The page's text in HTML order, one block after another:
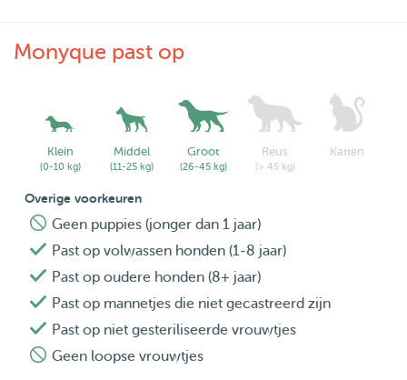
maar er geldt een extra dagtarief. Als u van deze service
bericht te sturen. We zullen de kwestie verder bekijken.**
****De prijzen voor dagopvang en overnachtingen
1 t/m 31 augustus.
Dagopvang: € 35
Overnachting: € 40
(Korting geldig voor eerste boekingen tijdens de
Monyque past op
Klein
(0-10 kg)
Middel
(11-25 kg)
Groot
(26-45 kg)
Reus
(> 45 kg)
Katten
Overige voorkeuren
Geen puppies (jonger dan 1 jaar)
Past op volwassen honden (1-8 jaar)
Past op oudere honden (8+ jaar)
Past op mannetjes die niet gecastreerd zijn
Past op niet gesteriliseerde vrouwtjes
Geen loopse vrouwtjes